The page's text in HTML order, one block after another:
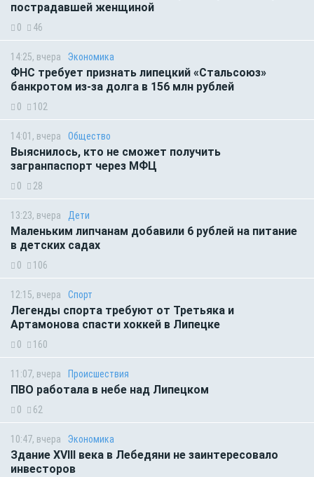
пострадавшей женщиной
0 46
14:25, вчера Экономика
ФНС требует признать липецкий «Стальсоюз»
банкротом из-за долга в 156 млн рублей
0 102
14:01, вчера Общество
Выяснилось, кто не сможет получить
загранпаспорт через МФЦ
0 28
13:23, вчера Дети
Маленьким липчанам добавили 6 рублей на питание
в детских садах
0 106
12:15, вчера Спорт
Легенды спорта требуют от Третьяка и
Артамонова спасти хоккей в Липецке
0 160
11:07, вчера Происшествия
ПВО работала в небе над Липецком
0 62
10:47, вчера Экономика
Здание XVIII века в Лебедяни не заинтересовало
инвесторов